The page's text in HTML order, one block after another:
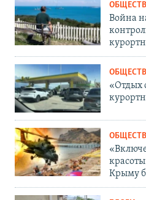
Война
«Отдых
Крыму